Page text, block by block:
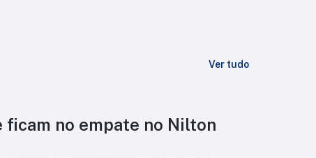
Ver tudo
ficam no empate no Nilton